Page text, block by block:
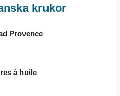
krukor
Provence
à huile